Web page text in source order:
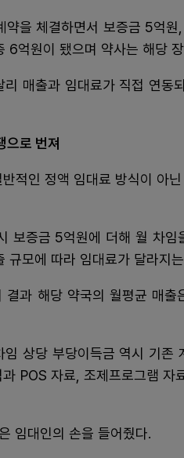
을 체결하면서 보증금 5억
6억원이 됐으며 약사는 해당
매출과 임대료가 직접 연동
로 번져
적인 정액 임대료 방식이 아
보증금 5억원에 더해 월 차
규모에 따라 임대료가 달라지
과 해당 약국의 월평균 매출
상당 부당이득금 역시 기존
POS 자료, 조제프로그램 자
임대인의 손을 들어줬다.